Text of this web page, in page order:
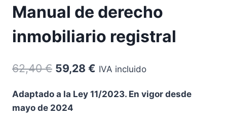
Manual de derecho
inmobiliario registral
62,40€ El
original
59,28 € El
actual
IVA incluido
Adaptado a la Ley 11/2023. En vigor desde
mayo de 2024